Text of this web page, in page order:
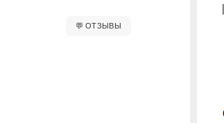
💬ОТЗЫВЫ